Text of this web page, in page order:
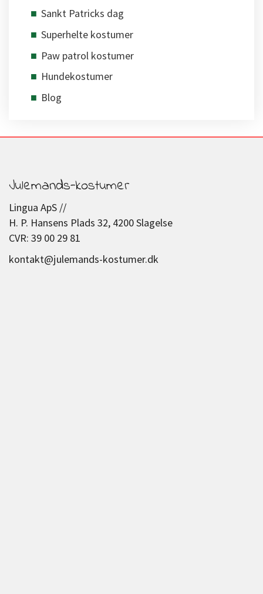
Sankt Patricks dag
Superhelte kostumer
Paw patrol kostumer
Hundekostumer
Blog
Julemands-kostumer
Lingua ApS //
H. P. Hansens Plads 32, 4200 Slagelse
CVR: 39 00 29 81
kontakt@julemands-kostumer.dk